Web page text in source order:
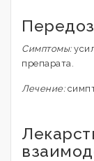
Симптомы:
препарата.
Лечение: